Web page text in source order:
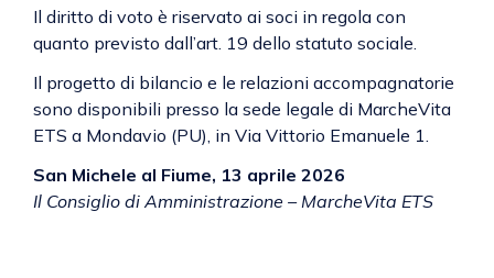
Il diritto di voto è riservato ai soci in regola con
quanto previsto dall’art. 19 dello statuto sociale.
Il progetto di bilancio e le relazioni accompagnatorie
sono disponibili presso la sede legale di MarcheVita
ETS a Mondavio (PU), in Via Vittorio Emanuele 1.
San Michele al Fiume, 13 aprile 2026
Il Consiglio di Amministrazione – MarcheVita ETS